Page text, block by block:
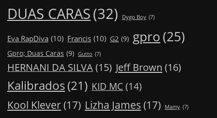
DUAS CARAS(32) Dygo Boy (7)
Eva RapDiva (10) Francis (10) G2 (9) gpro(25)
Gpro; Duas Caras (9) Gutto (7)
HERNANI DA SILVA(15) Jeff Brown (16)
Kalibrados(21) KID MC (14)
Kool Klever (17) Lizha James (17) Mamy (7)